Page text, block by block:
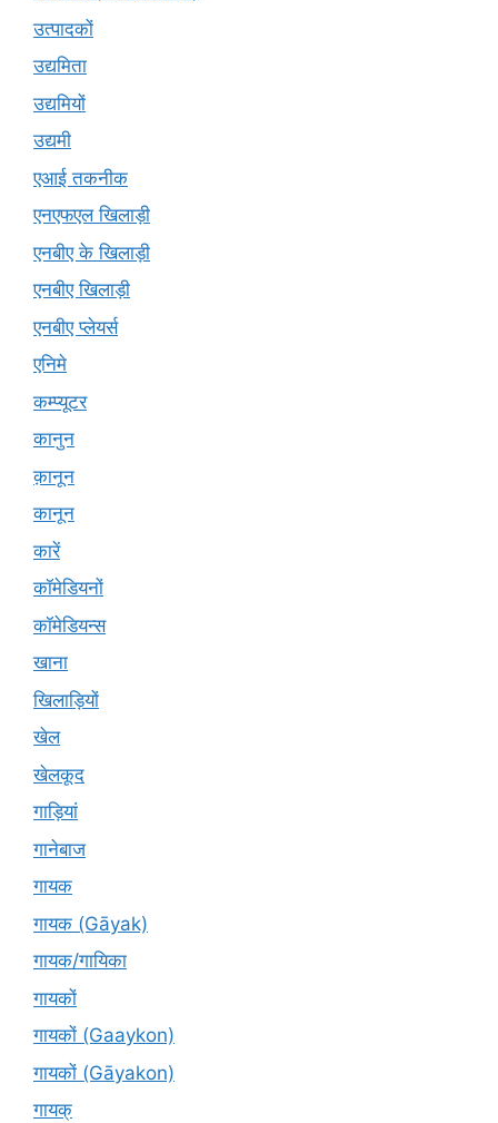
उत्पादकों
उद्यमिता
उद्यमियों
उद्यमी
एआई तकनीक
एनएफएल खिलाड़ी
एनबीए के खिलाड़ी
एनबीए खिलाड़ी
एनबीए प्लेयर्स
एनिमे
कम्प्यूटर
कानुन
क़ानून
कानून
कारें
कॉमेडियनों
कॉमेडियन्स
खाना
खिलाड़ियों
खेल
खेलकूद
गाड़ियां
गानेबाज
गायक
गायक (Gāyak)
गायक/गायिका
गायकों
गायकों (Gaaykon)
गायकों (Gāyakon)
गायक्